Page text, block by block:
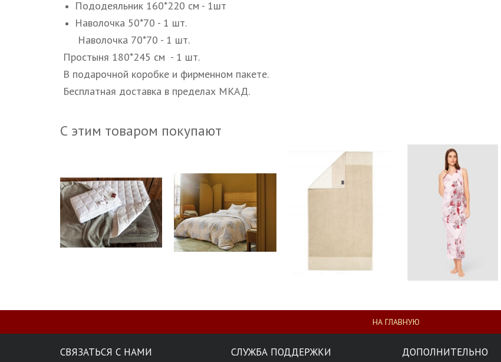
Пододеяльник 160*220 см - 1шт
Наволочка 50*70 - 1 шт.
Наволочка 70*70 - 1 шт.
Простыня 180*245 см - 1 шт.
В подарочной коробке и фирменном пакете.
Бесплатная доставка в пределах МКАД.
С этим товаром покупают
НА ГЛАВНУЮ
СВЯЗАТЬСЯ С НАМИ СЛУЖБА ПОДДЕРЖКИ ДОПОЛНИТЕЛЬНО